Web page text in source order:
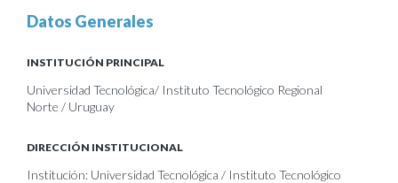
Datos Generales
INSTITUCIÓN PRINCIPAL
Universidad Tecnológica/ Instituto Tecnológico Regional
Norte / Uruguay
DIRECCIÓN INSTITUCIONAL
Institución: Universidad Tecnológica / Instituto Tecnológico